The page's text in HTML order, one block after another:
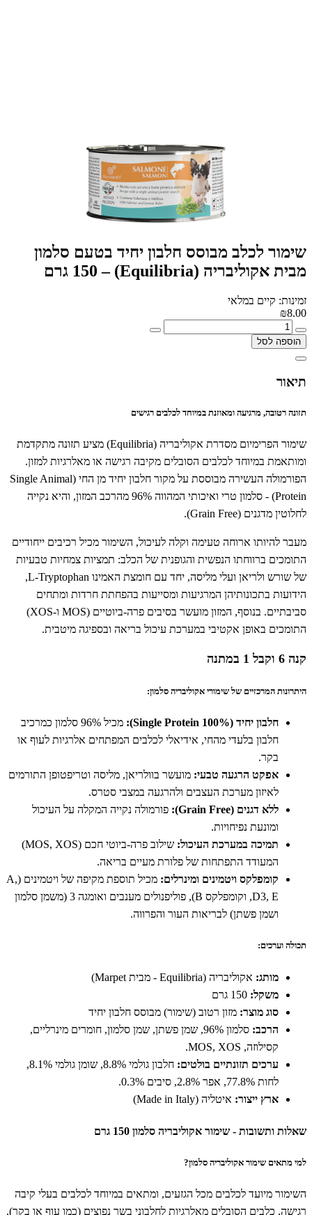
שימור לכלב מבוסס חלבון יחיד בטעם סלמון
מבית אקוליבריה (Equilibria) – 150 גרם
זמינות: קיים במלאי
₪8.00
הוספה לסל
תיאור
תזונה רטובה, מרגיעה ומאוזנת במיוחד לכלבים רגישים
שימור הפרימיום מסדרת אקוליבריה (Equilibria) מציע תזונה מתקדמת
ומותאמת במיוחד לכלבים הסובלים מקיבה רגישה או מאלרגיות למזון.
הפורמולה העשירה מבוססת על מקור חלבון יחיד מן החי (Single Animal
Protein) - סלמון טרי ואיכותי המהווה 96% מהרכב המזון, והיא נקייה
לחלוטין מדגנים (Grain Free).
מעבר להיותו ארוחה טעימה וקלה לעיכול, השימור מכיל רכיבים ייחודיים
התומכים ברווחתו הנפשית והגופנית של הכלב: תמציות צמחיות טבעיות
של שורש ולריאן ועלי מליסה, יחד עם חומצת האמינו L-Tryptophan,
הידועות בתכונותיהן המרגיעות ומסייעות בהפחתת חרדות ומתחים
סביבתיים. בנוסף, המזון מועשר בסיבים פרה-ביוטיים (MOS ו-XOS)
התומכים באופן אקטיבי במערכת עיכול בריאה ובספיגה מיטבית.
קנה 6 וקבל 1 במתנה
היתרונות המרכזיים של שימורי אקוליבריה סלמון:
חלבון יחיד (100% Single Protein):
מכיל 96% סלמון כמרכיב
חלבון בלעדי מהחי, אידיאלי לכלבים המפתחים אלרגיות לעוף או
בקר.
אפקט הרגעה טבעי: מועשר בוולריאן, מליסה וטריפטופן התורמים
לאיזון מערכת העצבים ולהרגעה במצבי סטרס.
ללא דגנים (Grain Free):
פורמולה נקייה המקלה על העיכול
ומונעת נפיחויות.
תמיכה במערכת העיכול:
שילוב פרה-ביוטי חכם (MOS, XOS)
המעודד התפתחות של פלורת מעיים בריאה.
קומפלקס ויטמינים ומינרלים:
מכיל תוספת מקיפה של ויטמינים (A,
D3, E, וקומפלקס B), פוליפנולים מענבים ואומגה 3 (משמן סלמון
ושמן פשתן) לבריאות העור והפרווה.
תכולה וערכים:
מותג: אקוליבריה (Equilibria - מבית Marpet)
משקל:
סוג מוצר: מזון רטוב (שימור) מבוסס חלבון יחיד
הרכב:
סלמון 96%, שמן פשתן, שמן סלמון, חומרים מינרליים,
קסילוזה, MOS, XOS.
ערכים תזונתיים בולטים:
חלבון גולמי 8.8%, שומן גולמי 8.1%,
לחות 77.8%, אפר 2.8%, סיבים 0.3%.
ארץ ייצור: איטליה (Made in Italy)
שאלות ותשובות - שימור אקוליבריה סלמון 150 גרם
למי מתאים שימור אקוליבריה סלמון?
השימור מיועד לכלבים מכל הגזעים, ומתאים במיוחד לכלבים בעלי קיבה
רגישה, כלבים הסובלים מאלרגיות לחלבוני בשר נפוצים (כמו עוף או בקר),